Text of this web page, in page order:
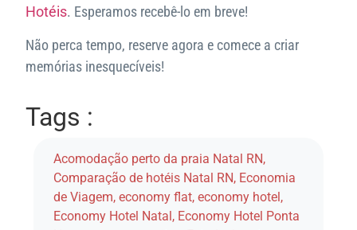
Hotéis. Esperamos recebê-lo em breve!
Não perca tempo, reserve agora e comece a criar
memórias inesquecíveis!
Tags :
Acomodação perto da praia Natal RN,
Comparação de hotéis Natal RN, Economia
de Viagem, economy flat, economy hotel,
Economy Hotel Natal, Economy Hotel Ponta